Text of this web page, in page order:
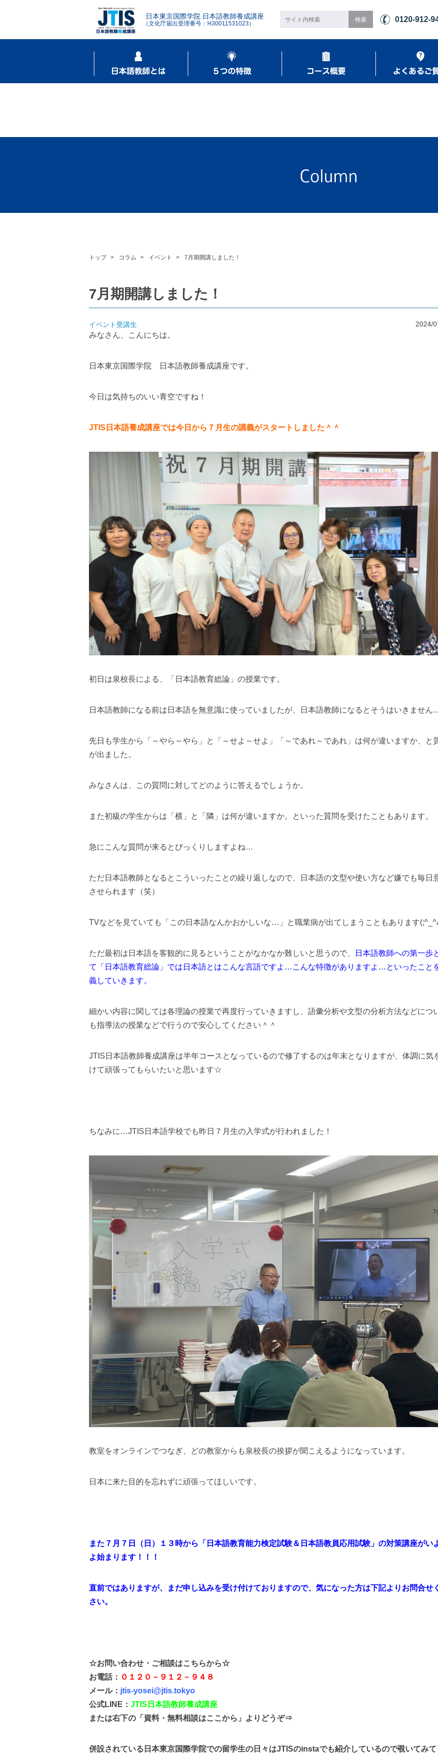
日本東京国際学院 日本語教師養成講座
（文化庁届出受理番号：H30011531023）
0120-912-
トップ コラム イベント 7月期開講しました！
7月期開講しました！
イベント受講生 2024/
みなさん、こんにちは。
日本東京国際学院 日本語教師養成講座です。
今日は気持ちのいい青空ですね！
JTIS日本語養成講座では今日から７月生の講義がスタートしました＾＾
初日は泉校長による、「日本語教育総論」の授業です。
日本語教師になる前は日本語を無意識に使っていましたが、日本語教師になるとそうはいきません
先日も学生から「～やら～やら」と「～せよ～せよ」「～であれ～であれ」は何が違いますか、と
が出ました。
みなさんは、この質問に対してどのように答えるでしょうか。
また初級の学生からは「横」と「隣」は何が違いますか。といった質問を受けたこともあります。
急にこんな質問が来るとびっくりしますよね…
ただ日本語教師となるとこういったことの繰り返しなので、日本語の文型や使い方など嫌でも毎日
させられます（笑）
TVなどを見ていても「この日本語なんかおかしいな…」と職業病が出てしまうこともあります
ただ最初は日本語を客観的に見るということがなかなか難しいと思うので、
日本語教師への第一歩
て「日本語教育総論」では日本語とはこんな言語ですよ…こんな特徴がありますよ…といったこと
義していきます。
細かい内容に関しては各理論の授業で再度行っていきますし、語彙分析や文型の分析方法などにつ
も指導法の授業などで行うので安心してください＾＾
JTIS日本語教師養成講座は半年コースとなっているので修了するのは年末となりますが、体調に気
けて頑張ってもらいたいと思います☆
ちなみに…JTIS日本語学校でも昨日７月生の入学式が行われました！
教室をオンラインでつなぎ、どの教室からも泉校長の挨拶が聞こえるようになっています。
日本に来た目的を忘れずに頑張ってほしいです。
また７月７日（日）１３時から「日本語教育能力検定試験＆日本語教員応用試験」の対策講座がい
よ始まります！！！
直前ではありますが、まだ申し込みを受け付けておりますので、気になった方は下記よりお問合せ
さい。
☆お問い合わせ・ご相談はこちらから☆
お電話： ０１２０－９１２－９４８
メール： jtis-yosei@jtis.tokyo
公式LINE： JTIS日本語教師養成講座
または右下の「資料・無料相談はここから」よりどうぞ⇒
併設されている日本東京国際学院での留学生の日々はJTISのinstaでも紹介しているので覗いてみて